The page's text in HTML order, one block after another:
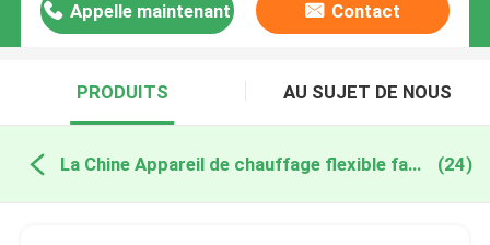
Appelle maintenant Contact
PRODUITS AU SUJET DE NOUS
La Chine Appareil de chauffage flexible fait sur commande (24)